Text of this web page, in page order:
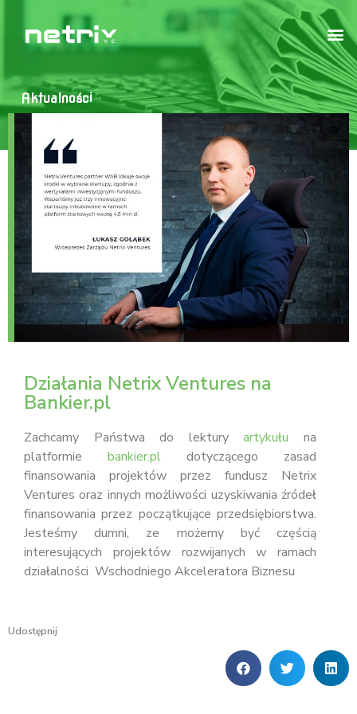
Aktualności
Działania Netrix Ventures na
Bankier.pl
Zachcamy Państwa do lekturyartykułu na
platformie bankier.pl dotyczącego zasad
finansowania projektów przez fundusz Netrix
Ventures oraz innych możliwości uzyskiwania źródeł
finansowania przez początkujące przedsiębiorstwa.
Jesteśmy dumni, ze możemy być częścią
interesujących projektów rozwijanych w ramach
działalności Wschodniego Akceleratora Biznesu
Udostępnij